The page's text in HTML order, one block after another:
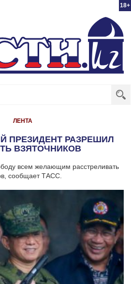
18+
ЛЕНТА
ПРЕЗИДЕНТ РАЗРЕШИЛ
ВЗЯТОЧНИКОВ
всем желающим расстреливать
сообщает ТАСС.